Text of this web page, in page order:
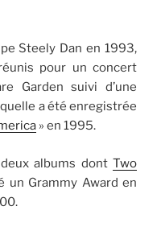
Steely Dan en 1993,
pour un concert
Garden suivi d’une
a été enregistrée
» en 1995.
albums dont Two
un Grammy Award en